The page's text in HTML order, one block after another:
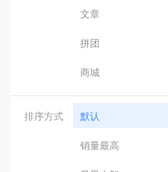
文章
拼团
商城
排序方式 默认
销量最高